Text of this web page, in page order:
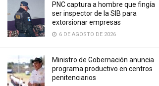
PNC captura a hombre que fingía
ser inspector de la SIB para
extorsionar empresas
6 DE AGOSTO DE 2026
Ministro de Gobernación anuncia
programa productivo en centros
penitenciarios